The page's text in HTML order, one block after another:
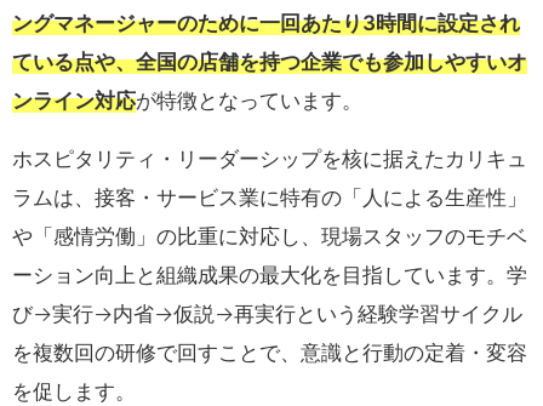
ングマネージャーのために一回あたり3時間に設定され
ている点や、全国の店舗を持つ企業でも参加しやすいオ
ンライン対応が特徴となっています。
ホスピタリティ・リーダーシップを核に据えたカリキュ
ラムは、接客・サービス業に特有の「人による生産性」
や「感情労働」の比重に対応し、現場スタッフのモチベ
ーション向上と組織成果の最大化を目指しています。学
び→実行→内省→仮説→再実行という経験学習サイクル
を複数回の研修で回すことで、意識と行動の定着・変容
を促します。